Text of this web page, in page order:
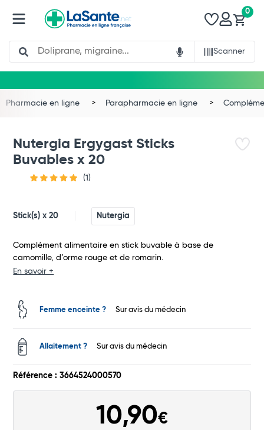
Search
Scanner
0
Commander
Pharmacie en ligne Parapharmacie en ligne
Nutergia Ergygast Sticks
Buvables x 20
(1)
Stick(s) x 20 Nutergia
Complément alimentaire en stick buvable à base de
camomille, d’orme rouge et de romarin.
En savoir +
Femme enceinte ? Sur avis du médecin
Allaitement ? Sur avis du médecin
Référence : 3664524000570
10,90€